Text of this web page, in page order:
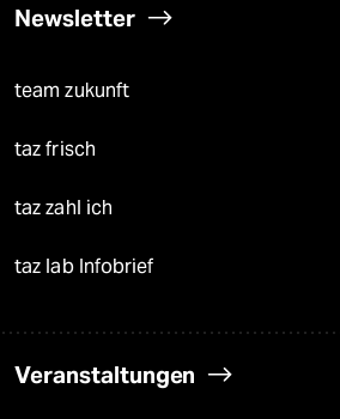
Newsletter
team zukunft
taz frisch
taz zahl ich
taz lab Infobrief
Veranstaltungen